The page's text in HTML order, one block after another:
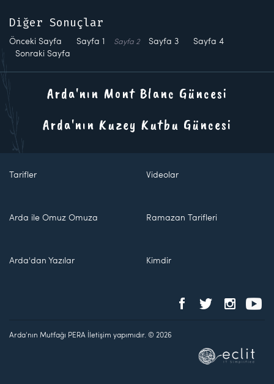
Diğer Sonuçlar
Önceki Sayfa Sayfa 1 Sayfa 2 Sayfa 3 Sayfa 4
Sonraki Sayfa
Arda'nın Mont Blanc Güncesi
Arda'nın Kuzey Kutbu Güncesi
Tarifler Videolar
Arda ile Omuz Omuza Ramazan Tarifleri
Arda'dan Yazılar Kimdir
Arda'nın Mutfağı PERA İletişim yapımıdır. © 2026